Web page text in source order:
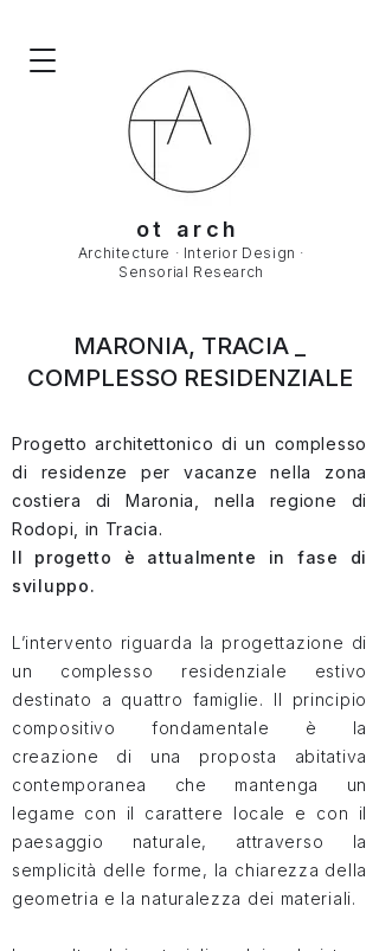
ot arch
Architecture · Interior Design ·
Sensorial Research
MARONIA, TRACIA _
COMPLESSO RESIDENZIALE
Progetto architettonico di un complesso
di residenze per vacanze nella zona
costiera di Maronia, nella regione di
Rodopi, in Tracia.
Il progetto è attualmente in fase di
sviluppo.
L’intervento riguarda la progettazione di
un complesso residenziale estivo
destinato a quattro famiglie. Il principio
compositivo fondamentale è la
creazione di una proposta abitativa
contemporanea che mantenga un
legame con il carattere locale e con il
paesaggio naturale, attraverso la
semplicità delle forme, la chiarezza della
geometria e la naturalezza dei materiali.